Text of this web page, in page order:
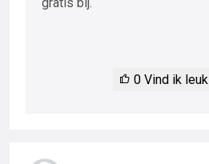
gratis bij.
0 Vind ik leuk